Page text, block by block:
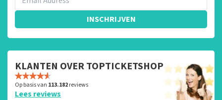
INSCHRIJVEN
KLANTEN OVER TOPTICKETSHOP
Op basis van 113.182reviews
Lees reviews